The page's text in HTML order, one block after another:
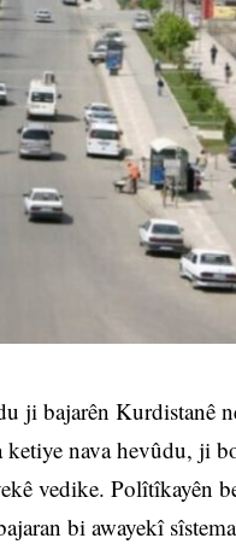
ji bajarên Kurdistanê
nava hevûdu, ji
vedike. Polîtîkayên
bi awayekî